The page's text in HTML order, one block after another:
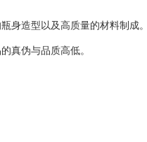
造型以及高质量的材料制成
真伪与品质高低。